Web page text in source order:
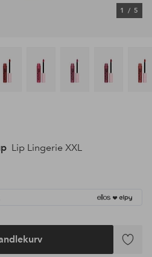
1 / 5
Lip Lingerie XXL
Legg